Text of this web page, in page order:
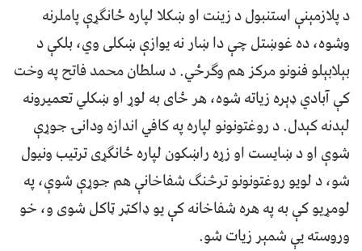
د پلازمېنې استنبول د زینت او ښکلا لپاره ځانګړې پاملرنه
وشوه، ده غوښتل چې دا ښار نه یوازې ښکلی وي، بلکې د
بېلابېلو فنونو مرکز هم وګرځي. د سلطان محمد فاتح په وخت
کې آبادي ډېره زیاته شوه، هر ځای به لوړ او ښکلي تعمیرونه
لېدنه کېدل. د روغتونونو لپاره په کافي اندازه ودانۍ جوړې
شوې او د ښایست او زړه راښکون لپاره ځانګړی ترتیب ونیول
شو، د لويو روغتونونو ترڅنګ شفاخانې هم جوړې شوې، په
لومړیو کې به په هره شفاخانه کې یو ډاکټر ټاکل شوی و، خو
وروسته یې شمېر زیات شو.